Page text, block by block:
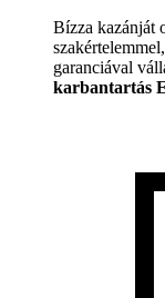
Bízza kazánját
garanciával
karbantartás